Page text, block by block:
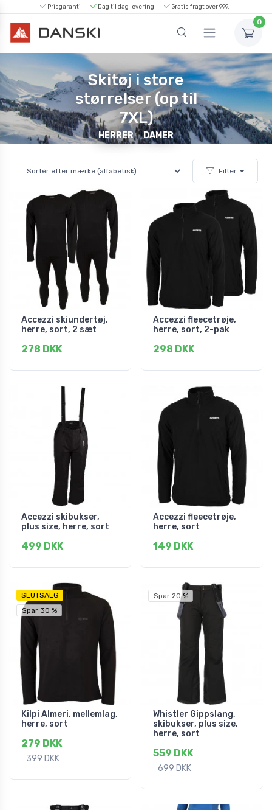
Prisgaranti Dag til dag levering Gratis fragt over 999,-
0
Skitøj i store
størrelser (op til
7XL)
HERRER DAMER
Filter
Accezzi skiundertøj,
herre, sort, 2 sæt
278 DKK
Accezzi fleecetrøje,
herre, sort, 2-pak
298 DKK
Accezzi skibukser,
plus size, herre, sort
499 DKK
Accezzi fleecetrøje,
herre, sort
149 DKK
SLUTSALG
Spar 30 %
Kilpi Almeri, mellemlag,
herre, sort
279 DKK
399 DKK
Spar 20 %
Whistler Gippslang,
skibukser, plus size,
herre, sort
559 DKK
699 DKK